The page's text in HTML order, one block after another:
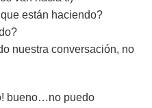
están haciendo?
nuestra conversación, no
bueno…no puedo